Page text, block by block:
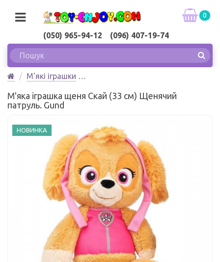
(050) 965-94-12 (096) 407-19-74
0
М'які іграшки
Gund
М'яка іграшка щеня Скай (33 см) Щенячий
патруль. Gund
НОВИНКА